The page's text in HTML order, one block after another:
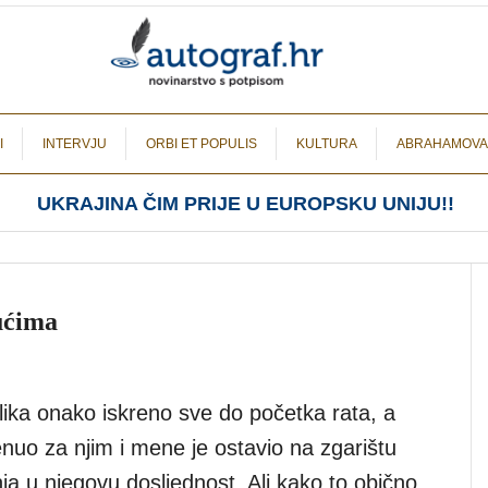
INTERVJU ORBI ET POPULIS KULTURA
UKRAJINA ČIM PRIJE U EUROPSKU UNIJU!!
onako iskreno sve do početka rata, a
za njim i mene je ostavio na zgarištu
u njegovu dosljednost. Ali kako to obično